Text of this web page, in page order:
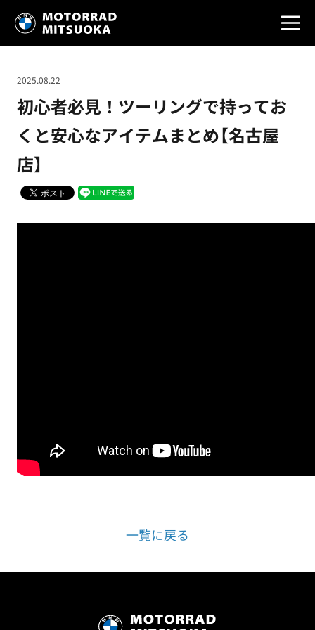
初心者必見！ツーリングで持ってお
くと安心なアイテムまとめ【名古屋
店】
2025.08.22
一覧に戻る